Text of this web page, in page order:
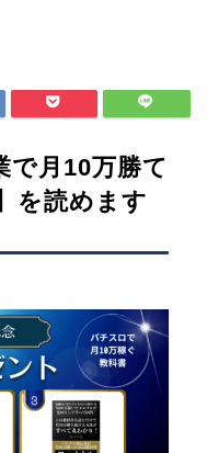
で月10万勝て
を読めます